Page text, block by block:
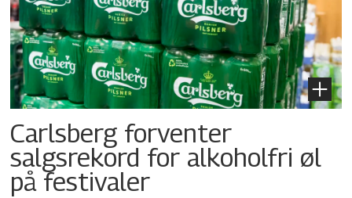
Carlsberg forventer
salgsrekord for alkoholfri øl
på festivaler